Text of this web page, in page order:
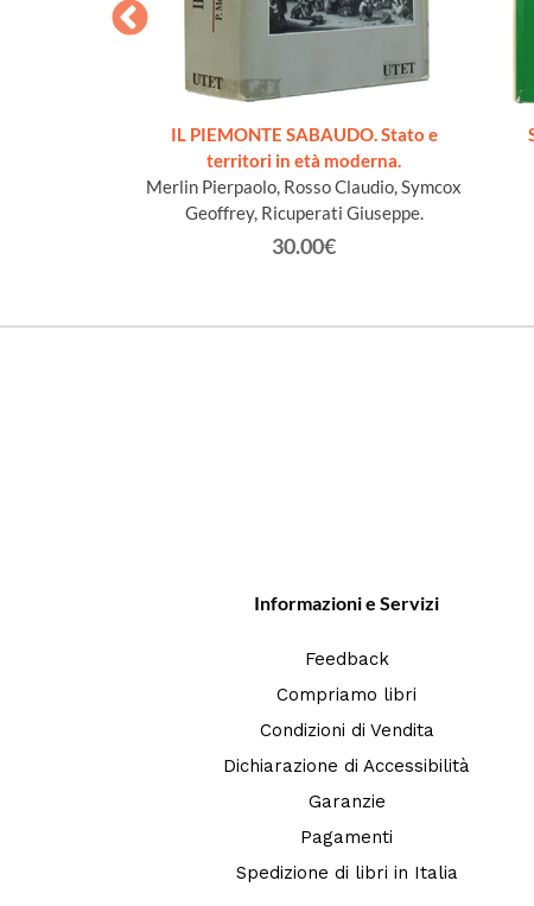
IL PIEMONTE SABAUDO. Stato e
territori in età moderna.
Merlin Pierpaolo, Rosso Claudio, Symcox
Geoffrey, Ricuperati Giuseppe.
30.00€
Informazioni e Servizi
Feedback
Compriamo libri
Condizioni di Vendita
Dichiarazione di Accessibilità
Garanzie
Pagamenti
Spedizione di libri in Italia